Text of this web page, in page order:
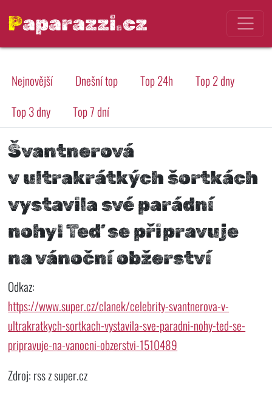
Paparazzi.cz
Nejnovější Dnešní top Top 24h
Top 2 dny
Top 3 dny
Top 7 dní
Švantnerová
v ultrakrátkých šortkách
vystavila své parádní
nohy! Teď se připravuje
na vánoční obžerství
Odkaz:
https://www.super.cz/clanek/celebrity-svantnerova-v-
ultrakratkych-sortkach-vystavila-sve-paradni-nohy-ted-se-
pripravuje-na-vanocni-obzerstvi-1510489
Zdroj: rss z super.cz